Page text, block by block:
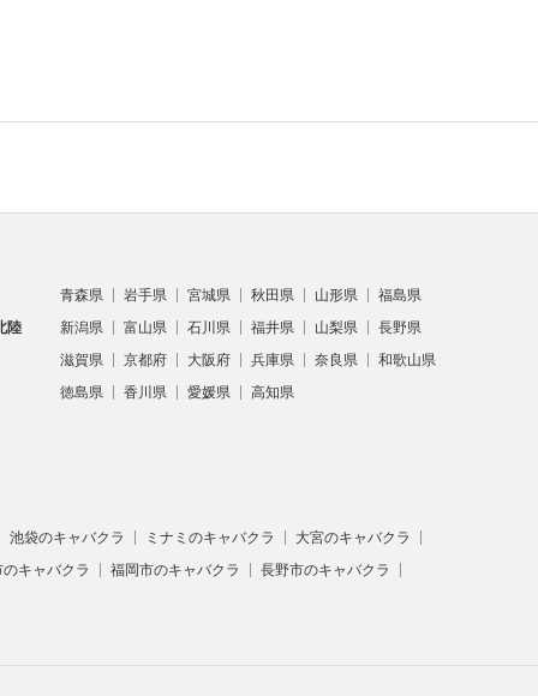
青森県 岩手県 宮城県 秋田県 山形県
福島県
陸
新潟県 富山県 石川県 福井県 山梨県
長野県
滋賀県
京都府 大阪府 兵庫県 奈良県
和歌山県
徳島県
香川県 愛媛県 高知県
池袋のキャバクラ ミナミのキャバクラ
大宮のキャバクラ
キャバクラ
福岡市のキャバクラ 長野市のキャバクラ